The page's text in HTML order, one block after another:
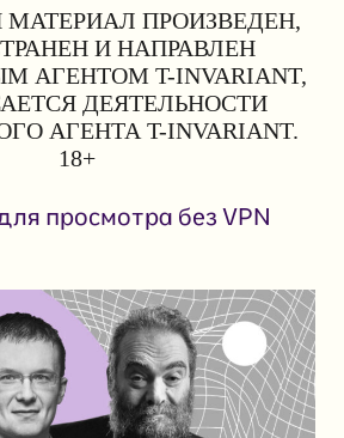
ПРОИЗВЕДЕН,
И НАПРАВЛЕН
АГЕНТОМ T-INVARIANT,
ДЕЯТЕЛЬНОСТИ
АГЕНТА T-INVARIANT.
18+
просмотра без VPN